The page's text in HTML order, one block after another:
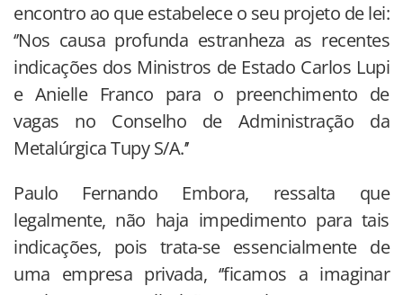
encontro ao que estabelece o seu projeto de lei:
‘’Nos causa profunda estranheza as recentes
indicações dos Ministros de Estado Carlos Lupi
e Anielle Franco para o preenchimento de
vagas no Conselho de Administração da
Metalúrgica Tupy S/A.’’
Paulo Fernando Embora, ressalta que
legalmente, não haja impedimento para tais
indicações, pois trata-se essencialmente de
uma empresa privada, ‘’ficamos a imaginar